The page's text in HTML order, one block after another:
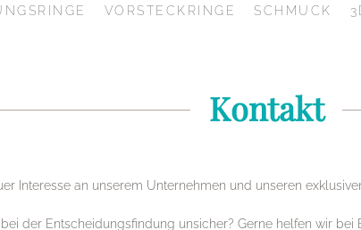
VORSTECKRINGE SCHMUCK
Kontakt
Interesse an unserem Unternehmen und unseren
der Entscheidungsfindung unsicher? Gerne helfen wir